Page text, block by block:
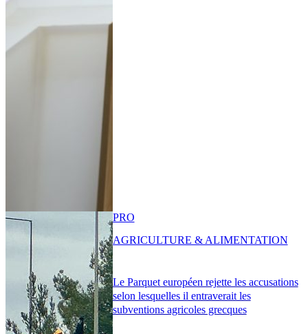
Le Parquet européen rejette les accusations
selon lesquelles il entraverait les
subventions agricoles grecques
PRO
AGRICULTURE & ALIMENTATION